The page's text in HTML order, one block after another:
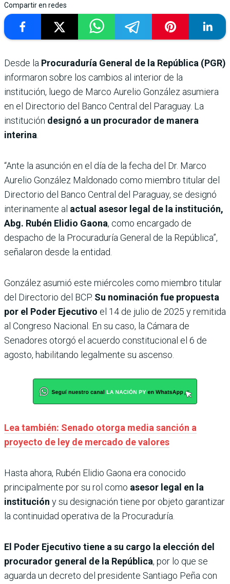
Compartir en redes
Desde la Procuraduría General de la República (PGR)
informaron sobre los cambios al interior de la
institución, luego de Marco Aurelio González asumiera
en el Directorio del Banco Central del Paraguay. La
institución designó a un procurador de manera
interina
“Ante la asunción en el día de la fecha del Dr. Marco
Aurelio González Maldonado como miembro titular del
Directorio del Banco Central del Paraguay, se designó
interinamente al actual asesor legal de la institución,
Abg. Rubén Elidio Gaona, como encargado de
despacho de la Procuraduría General de la República”,
señalaron desde la entidad.
González asumió este miércoles como miembro titular
del Directorio del BCP. Su nominación fue propuesta
por el Poder Ejecutivo el 14 de julio de 2025 y remitida
al Congreso Nacional. En su caso, la Cámara de
Senadores otorgó el acuerdo constitucional el 6 de
agosto, habilitando legalmente su ascenso.
Lea también: Senado otorga media sanción a
proyecto de ley de mercado de valores
Hasta ahora, Rubén Elidio Gaona era conocido
principalmente por su rol como asesor legal en la
institución y su designación tiene por objeto garantizar
la continuidad operativa de la Procuraduría.
El Poder Ejecutivo tiene a su cargo la elección del
procurador general de la República, por lo que se
aguarda un decreto del presidente Santiago Peña con